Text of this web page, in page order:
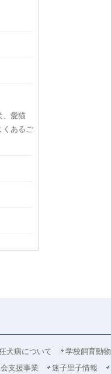
、愛猫
くあるご
犬病について 学校飼育動物
支援事業 迷子里子情報